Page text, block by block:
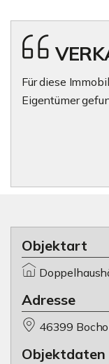
Für diese
Eigentümer
Objektart
Adresse
46399
Objektdaten